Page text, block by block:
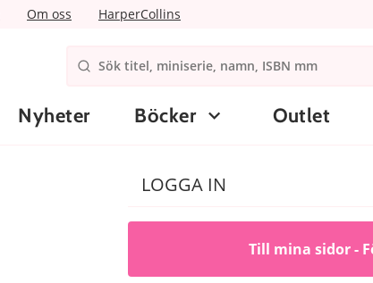
Om oss HarperCollins
Nyheter Böcker Outlet
LOGGA IN
Till mina sidor -